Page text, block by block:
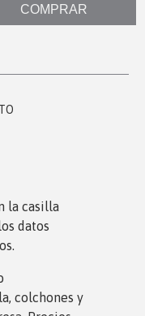
COMPRAR
la casilla
datos
colchones y